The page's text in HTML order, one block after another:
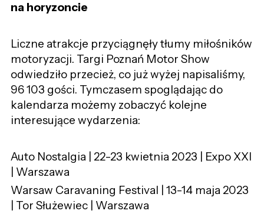
na horyzoncie
Liczne atrakcje przyciągnęły tłumy miłośników
motoryzacji. Targi Poznań Motor Show
odwiedziło przecież, co już wyżej napisaliśmy,
96 103 gości. Tymczasem spoglądając do
kalendarza możemy zobaczyć kolejne
interesujące wydarzenia:
Auto Nostalgia | 22-23 kwietnia 2023 | Expo XXI
| Warszawa
Warsaw Caravaning Festival | 13-14 maja 2023
| Tor Służewiec | Warszawa